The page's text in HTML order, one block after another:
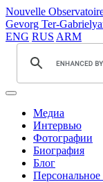
Nouvelle
Gevorg Ter-
ENG RUS ARM
Медиа
Интервью
Фотографии
Биография
Блог
Персональное